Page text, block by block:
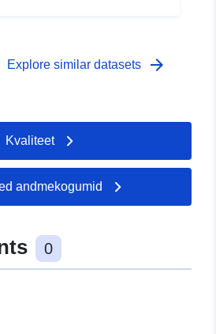
Explore similar datasets arrow_forward
Kvaliteet
andmekogumid
0